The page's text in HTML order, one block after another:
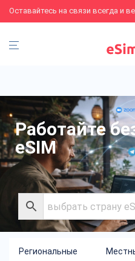
Оставайтесь на связи всегда и
Работайте
eSIM
Региональные